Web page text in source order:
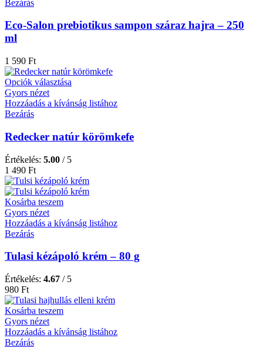
Bezárás
Eco-Salon prebiotikus sampon száraz hajra – 250
ml
1 590 Ft
Opciók választása
Gyors nézet
Hozzáadás a kívánság listához
Bezárás
Redecker natúr körömkefe
Értékelés: 5.00 / 5
1 490 Ft
Kosárba teszem
Gyors nézet
Hozzáadás a kívánság listához
Bezárás
Tulasi kézápoló krém – 80 g
Értékelés: 4.67 / 5
980 Ft
Kosárba teszem
Gyors nézet
Hozzáadás a kívánság listához
Bezárás